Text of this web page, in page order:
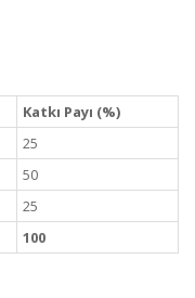
Katkı Payı (%)
25
50
25
100